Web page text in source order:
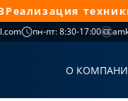
техники
пн-пт: 8:30-17:00
О